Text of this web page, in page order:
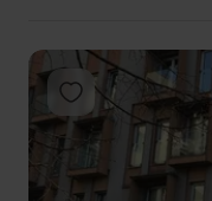
Add to favorites